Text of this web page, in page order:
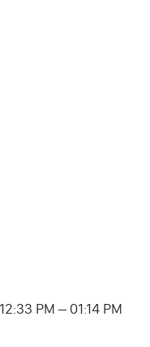
PM – 01:14 PM